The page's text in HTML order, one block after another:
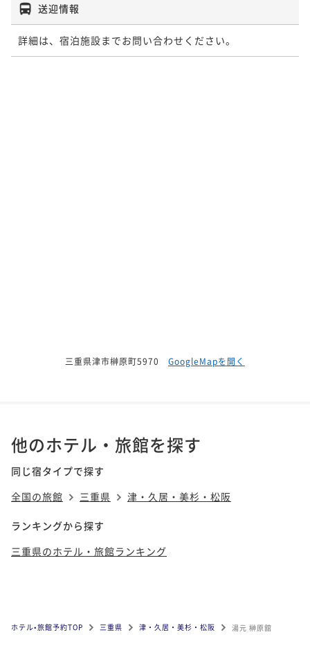
送迎情報
詳細は、宿泊施設までお問い合わせください。
三重県津市榊原町5970 GoogleMapを開く
他のホテル・旅館を探す
同じ宿タイプで探す
全国の旅館
三重県 津・久居・美杉・松阪
ランキングから探す
三重県のホテル・旅館ランキング
ホテル•旅館予約TOP 三重県 津・久居・美杉・松阪 湯元 榊原舘